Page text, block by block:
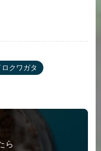
ロクワガタ
ら